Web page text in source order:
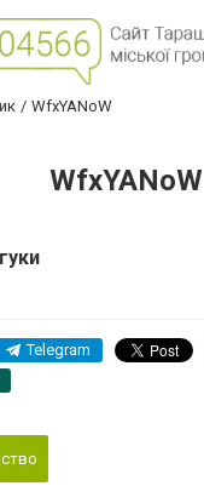
WfxYANoW
WfxYANoW
Telegram